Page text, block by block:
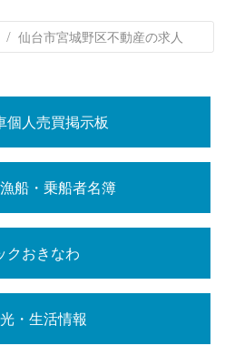
仙台市宮城野区不動産の求人
個人売買掲示板
漁船・乗船者名簿
クおきなわ
・生活情報